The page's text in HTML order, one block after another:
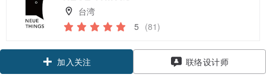
台湾
5 (81)
加入关注 联络设计师